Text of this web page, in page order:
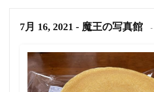
7月 16, 2021 - 魔王の写真館